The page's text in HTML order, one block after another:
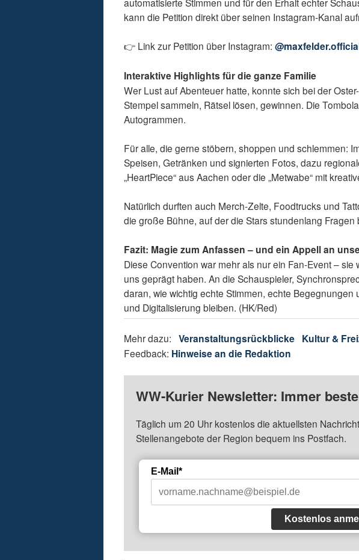
kann die Petition direkt über seinen Instagram-Kanal
👉 Link zur Petition über Instagram:
Interaktive Highlights für die ganze Familie
Wer Lust auf Abenteuer hatte, konnte sich bei der
Stempel sammeln, Rätsel lösen, gewinnen. Die
Autogrammen.
Für alle, die gerne stöbern, shoppen und schlemmen:
Speisen, Getränken und signierten Fotos, dazu
„HeartPiece“ aus Aachen oder die „Metwabe“ mit
Natürlich durften auch Merch-Zelte, Foodtrucks und
die große Bühne, auf der die Stars stundenlang Fragen
Fazit: Magie zum Anfassen – und ein Appell an
Diese Convention war mehr als nur ein Fan-Event –
uns geprägt haben. An die Schauspieler,
daran, wie wichtig echte Stimmen, echte Begegnungen
und Digitalisierung bleiben. (HK/Red)
Mehr dazu:Veranstaltungsrückblicke Kultur &
Feedback: Hinweise an die Redaktion
WW-Kurier Newsletter: Immer
Täglich um 20 Uhr kostenlos die aktuellsten
Stellenangebote der Region bequem ins Postfach.
E-Mail*
Kostenlos